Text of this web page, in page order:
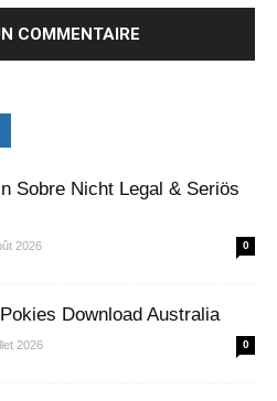
Sobre Nicht Legal & Seriös
2026 0
Download Australia
2026 0